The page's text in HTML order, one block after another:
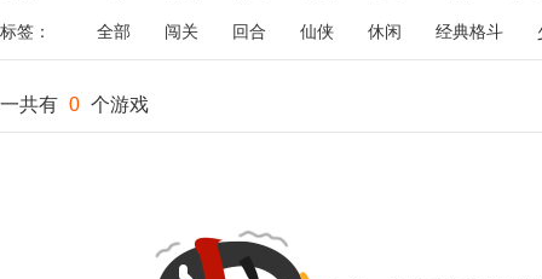
标签： 全部 闯关 回合 仙侠 休闲 经典格斗
一共有 0 个游戏